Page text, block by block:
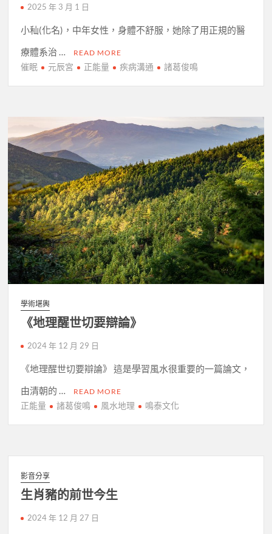
2025 年 3 月 1 日
小秈(化名)，中年女性，身體不舒服，她除了用正規的醫
療體系治 …
READ MORE
催眠 元辰宮 正能量 疾病溝通 諸葛俊鳴
學術堪輿
《地理醒世切要辯論》
2024 年 12 月 29 日
《地理醒世切要辯論》 這是學習風水很重要的一篇論文，
由清朝的 …
READ MORE
正能量 諸葛俊鳴 風水地理 鳴泰文化
影音分享
生肖豬的前世今生
2024 年 12 月 27 日